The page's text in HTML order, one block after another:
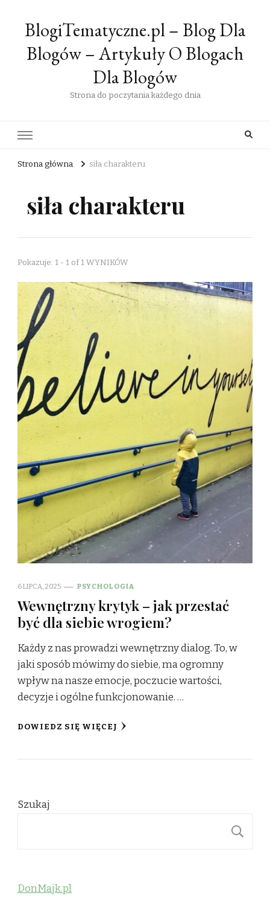
BlogiTematyczne.pl – Blog Dla
Blogów – Artykuły O Blogach
Dla Blogów
Strona do poczytania każdego dnia
Strona główna siła charakteru
siła charakteru
Pokazuje: 1 - 1 of 1 WYNIKÓW
6 LIPCA, 2025 PSYCHOLOGIA
Wewnętrzny krytyk – jak przestać
być dla siebie wrogiem?
Każdy z nas prowadzi wewnętrzny dialog. To, w
jaki sposób mówimy do siebie, ma ogromny
wpływ na nasze emocje, poczucie wartości,
decyzje i ogólne funkcjonowanie. …
DOWIEDZ SIĘ WIĘCEJ
Szukaj
DonMajk.pl